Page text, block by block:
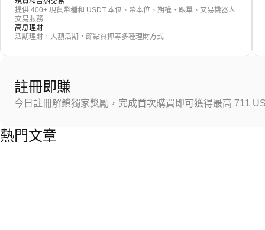
提供 400+ 現貨幣種和 USDT 本位、幣本位、期權、跟單、交易機器人
交易服務
高息理財
活期理財，大額活期，節點質押等多種理財方式
註冊即賺
今日註冊解鎖獨家獎勵，完成首次購買即可獲得最高 711
熱門文章